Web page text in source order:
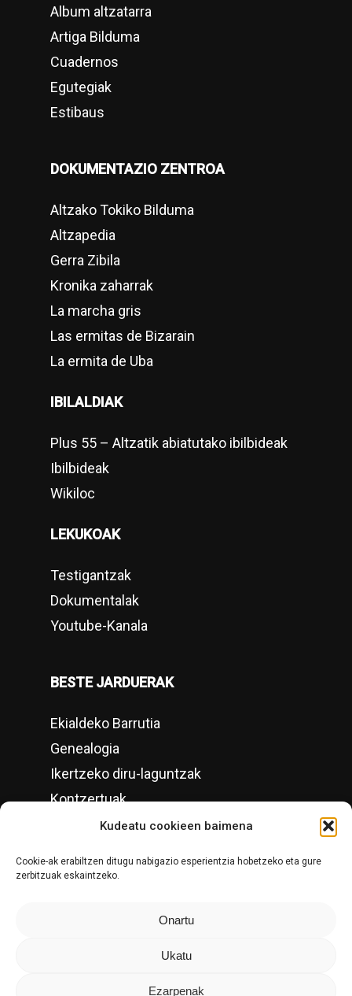
Kudeatu cookieen baimena
Cookie-ak erabiltzen ditugu nabigazio esperientzia hobetzeko eta gure
zerbitzuak eskaintzeko.
Onartu
Ukatu
Ezarpenak
Album altzatarra
Artiga Bilduma
Cuadernos
Egutegiak
Estibaus
DOKUMENTAZIO ZENTROA
Altzako Tokiko Bilduma
Altzapedia
Gerra Zibila
Kronika zaharrak
La marcha gris
Las ermitas de Bizarain
La ermita de Uba
IBILALDIAK
Plus 55 – Altzatik abiatutako ibilbideak
Ibilbideak
Wikiloc
LEKUKOAK
Testigantzak
Dokumentalak
Youtube-Kanala
BESTE JARDUERAK
Ekialdeko Barrutia
Genealogia
Ikertzeko diru-laguntzak
Kontzertuak
Kultur asteak
© Copyright Altzako Historia Mintegia, 1996-2026.